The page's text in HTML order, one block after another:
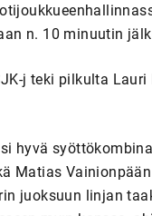
n. 10 minuutin
j teki pilkulta Lauri
hyvä
Matias
juoksuun linjan